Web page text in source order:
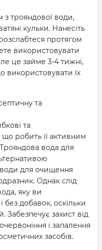
з трояндової води,
кульки. Нанесіть
протягом
використовувати
це займе 3-4 тижні,
використовувати їх
та
та
що робить її активним
вода для
для очищення
Однак слід
яку ви
без добавок, оскільки
Забезпечує захист від
і запалення
засобів.